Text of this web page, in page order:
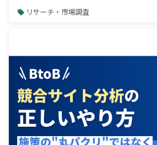
リサーチ・市場調査